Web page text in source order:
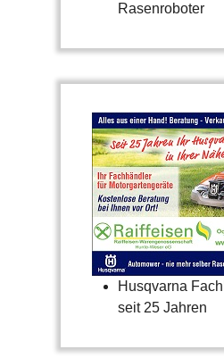
Rasenroboter
Husqvarna
seit 25 Jahren